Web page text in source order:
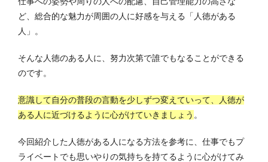
ど、総合的な魅力が周囲の人に好感を与える「人徳がある
人」。
そんな人徳のある人に、努力次第で誰でもなることができる
のです。
意識して自分の普段の言動を少しずつ変えていって、人徳が
ある人に近づけるように心がけていきましょう 。
今回紹介した人徳がある人になる方法を参考に、仕事でもプ
ライベートでも思いやりの気持ちを持てるように心がけてみ